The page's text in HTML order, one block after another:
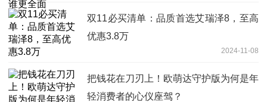
双11必买清单：品质首选艾瑞泽8，至高
优惠3.8万
2024-11-08
把钱花在刀刃上！欧萌达守护版为何是年
轻消费者的心仪座驾？